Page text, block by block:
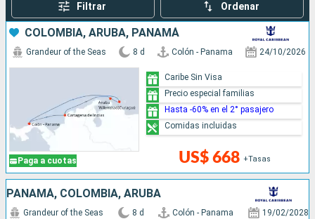
Filtrar Ordenar
COLOMBIA, ARUBA, PANAMÁ
Paga a cuotas
Grandeur of the Seas 8 d Colón - Panama 24/10/2026
US$ 668 +Tasas
Caribe Sin Visa
Precio especial familias
Hasta -60% en el 2° pasajero
Comidas incluidas
PANAMÁ, COLOMBIA, ARUBA
Grandeur of the Seas 8 d Colón - Panama 19/02/2028